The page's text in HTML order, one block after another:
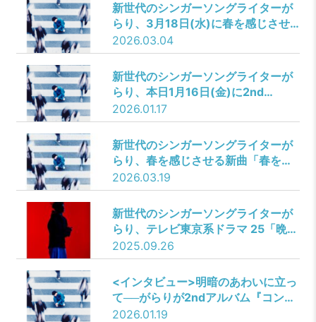
新世代のシンガーソングライターが
らり、3月18日(水)に春を感じさせ
るポップソング「春を盗んで」をリ
リースすることが決定！本日3月4日
(水)からはTikTok・Instagram・
YouTubeにて楽曲の一部分が聴ける
音源先行配信もスタート！
2026.03.04
新世代のシンガーソングライターが
らり、本日1月16日(金)に2nd
Album「コントラスト」をリリー
ス！さらに小林来維氏が監督を務め
た、アルバム収録曲「正体不明の
LADY」のMusic Videoを公開！
2026.01.17
新世代のシンガーソングライターが
らり、春を感じさせる新曲「春を盗
んで」のMusic Videoを公開！淡い
三角関係の模様を印象的に描いたド
ラマテイストの映像が完成！
2026.03.19
新世代のシンガーソングライターが
らり、テレビ東京系ドラマ 25「晩酌
の流儀４～秋冬編～」 エンディング
テーマ曲として新曲「さあ乾杯！」
を書き下ろし！楽曲は10月8日(水)
に配信リリース決定！
2025.09.26
<インタビュー>明暗のあわいに立っ
て──がらりが2ndアルバム『コント
ラスト』で描いた人間の感情
2026.01.19